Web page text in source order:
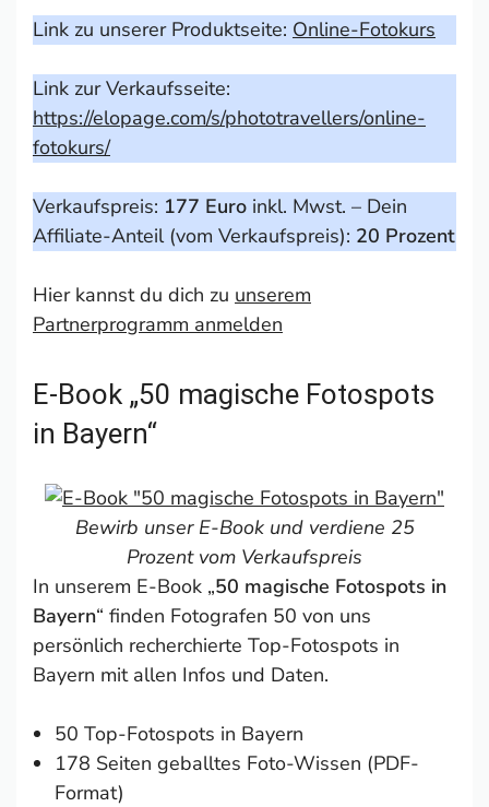
Link zu unserer Produktseite: Online-Fotokurs
Link zur Verkaufsseite:
https://elopage.com/s/phototravellers/online-
fotokurs/
Verkaufspreis: 177 Euro inkl. Mwst. – Dein
Affiliate-Anteil (vom Verkaufspreis): 20 Prozent
Hier kannst du dich zu unserem
Partnerprogramm anmelden
E-Book „50 magische Fotospots
in Bayern“
Bewirb unser E-Book und verdiene 25
Prozent vom Verkaufspreis
In unserem E-Book „50 magische Fotospots in
Bayern“ finden Fotografen 50 von uns
persönlich recherchierte Top-Fotospots in
Bayern mit allen Infos und Daten.
50 Top-Fotospots in Bayern
178 Seiten geballtes Foto-Wissen (PDF-
Format)